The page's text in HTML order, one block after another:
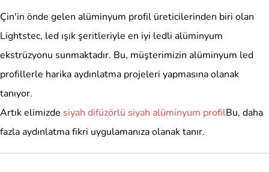
Çin'in önde gelen alüminyum profil üreticilerinden biri olan
Lightstec, led ışık şeritleriyle en iyi ledli alüminyum
ekstrüzyonu sunmaktadır. Bu, müşterimizin alüminyum led
profillerle harika aydınlatma projeleri yapmasına olanak
tanıyor.
Artık elimizde siyah difüzörlü siyah alüminyum profilBu, daha
fazla aydınlatma fikri uygulamanıza olanak tanır.